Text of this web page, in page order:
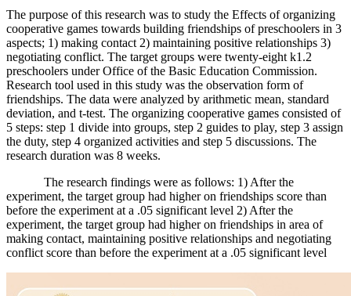
The purpose of this research was to study the Effects of organizing
cooperative games towards building friendships of preschoolers in 3
aspects; 1) making contact 2) maintaining positive relationships 3)
negotiating conflict. The target groups were twenty-eight k1.2
preschoolers under Office of the Basic Education Commission.
Research tool used in this study was the observation form of
friendships. The data were analyzed by arithmetic mean, standard
deviation, and t-test. The organizing cooperative games consisted of
5 steps: step 1 divide into groups, step 2 guides to play, step 3 assign
the duty, step 4 organized activities and step 5 discussions. The
research duration was 8 weeks.
The research findings were as follows: 1) After the
experiment, the target group had higher on friendships score than
before the experiment at a .05 significant level 2) After the
experiment, the target group had higher on friendships in area of
making contact, maintaining positive relationships and negotiating
conflict score than before the experiment at a .05 significant level